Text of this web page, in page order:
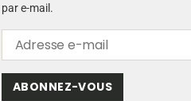
par e-mail.
ABONNEZ-VOUS